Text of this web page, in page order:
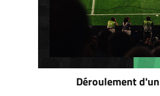
Déroulement